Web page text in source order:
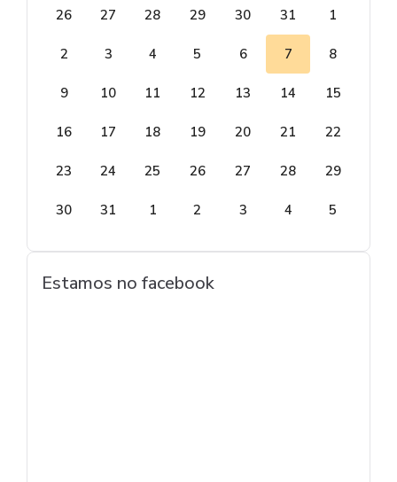
26
27 28 29 30 31 1
2 3 4 5 6 7 8
9 10 11 12 13 14 15
16 17 18 19 20 21 22
23 24 25 26 27 28 29
30 31 1 2 3 4 5
Estamos no facebook